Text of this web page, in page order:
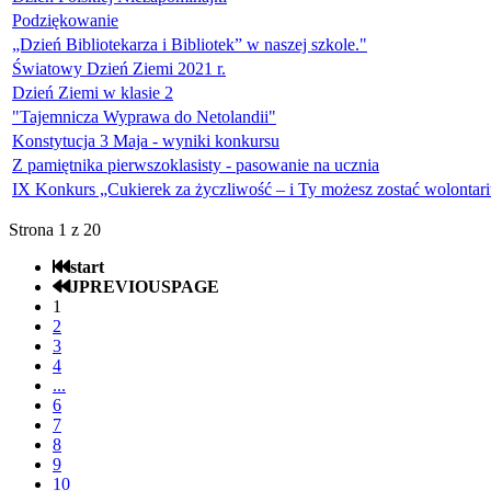
Podziękowanie
„Dzień Bibliotekarza i Bibliotek” w naszej szkole."
Światowy Dzień Ziemi 2021 r.
Dzień Ziemi w klasie 2
"Tajemnicza Wyprawa do Netolandii"
Konstytucja 3 Maja - wyniki konkursu
Z pamiętnika pierwszoklasisty - pasowanie na ucznia
IX Konkurs „Cukierek za życzliwość – i Ty możesz zostać
Strona 1 z 20
start
JPREVIOUSPAGE
1
2
3
4
...
6
7
8
9
10